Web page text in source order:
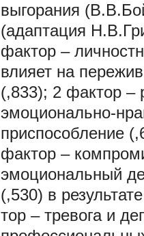
выгорания
(адаптация
фактор –
влияет на
(,833); 2 фактор –
эмоционально-
приспособление
фактор –
эмоциональный
(,530) в
тор – тревога и